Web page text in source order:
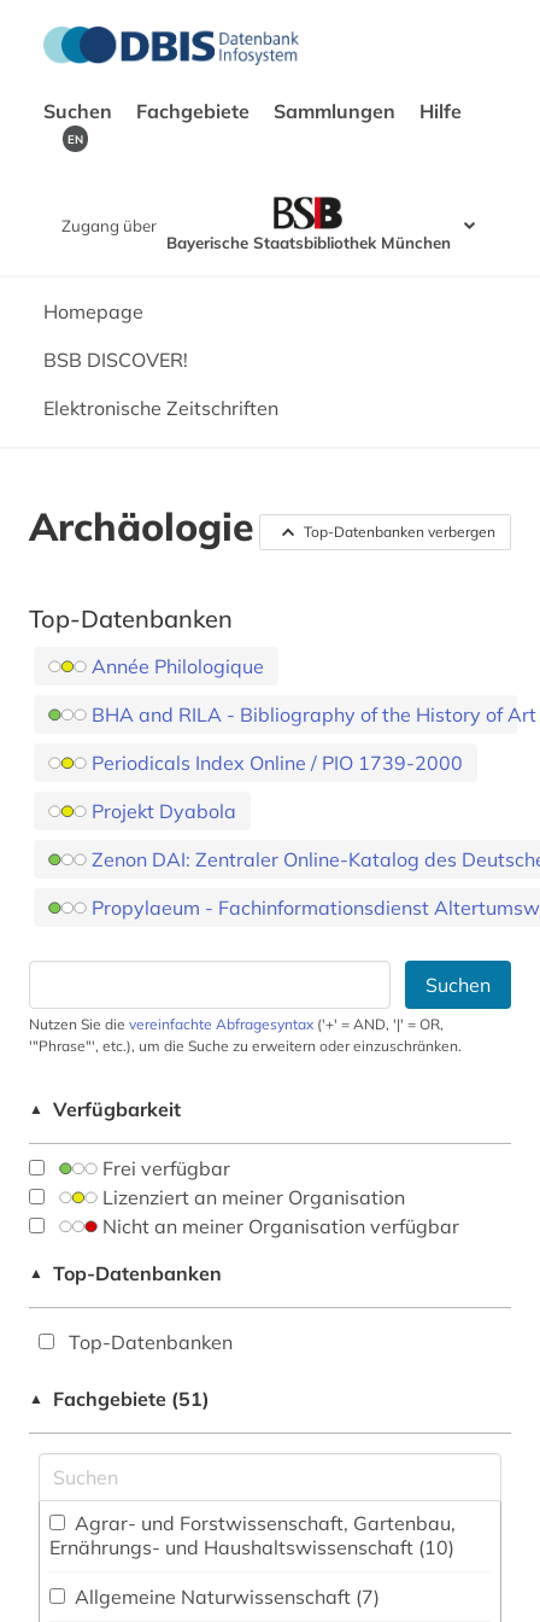
Suchen Fachgebiete Sammlungen Hilfe
EN
Zugang über
Bayerische Staatsbibliothek München
Homepage
BSB DISCOVER!
Elektronische Zeitschriften
Top-Datenbanken verbergen
Archäologie
Top-Datenbanken
Année Philologique
BHA and RILA - Bibliography of the History of Art
Periodicals Index Online / PIO 1739-2000
Projekt Dyabola
Zenon DAI: Zentraler Online-Katalog des
Propylaeum - Fachinformationsdienst
Suchen
Nutzen Sie die vereinfachte Abfragesyntax ('+' = AND, '|' = OR,
'"Phrase"', etc.), um die Suche zu erweitern oder einzuschränken.
▲ Verfügbarkeit
Frei verfügbar
Lizenziert an meiner Organisation
Nicht an meiner Organisation verfügbar
▲ Top-Datenbanken
Top-Datenbanken
▲ Fachgebiete (51)
Ernährungs- und Haushaltswissenschaft (10)
Allgemeine Naturwissenschaft (7)